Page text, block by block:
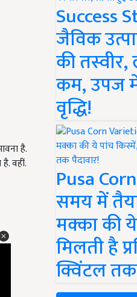
है.
वहीं.
Success
जैविक
की
कम, उपज
वृद्धि!
Pusa
समय में
मक्का की
मिलती है
क्विंटल तक